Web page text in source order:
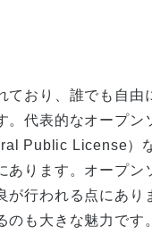
ており、誰でも自由
代表的なオープン
Public License）
ります。オープン
行われる点にあり
も大きな魅力です。